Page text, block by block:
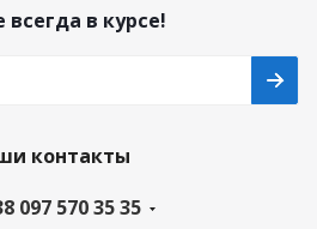
всегда в курсе!
контакты
097 570 35 35